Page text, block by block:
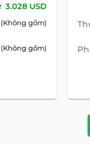
3.028 USD
(Không gồm)
(Không gồm)